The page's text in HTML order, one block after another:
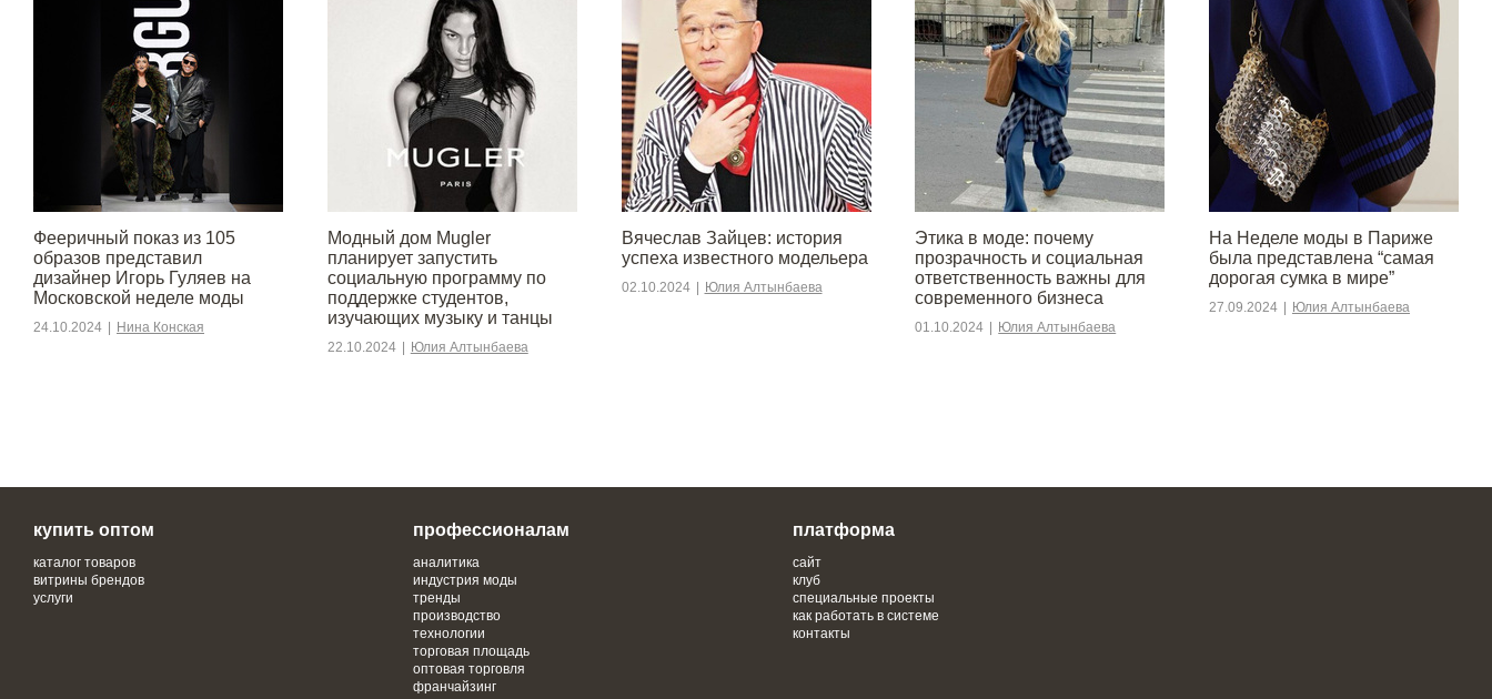
Фееричный показ из 105
образов представил
дизайнер Игорь Гуляев на
Московской неделе моды
24.10.2024 Нина Конская
Модный дом Mugler
планирует запустить
социальную программу по
поддержке студентов,
изучающих музыку и танцы
22.10.2024 Юлия Алтынбаева
Вячеслав Зайцев: история
успеха известного модельера
02.10.2024 Юлия Алтынбаева
Этика в моде: почему
прозрачность и социальная
ответственность важны для
современного бизнеса
01.10.2024 Юлия Алтынбаева
На Неделе моды в Париже
была представлена “самая
дорогая сумка в мире”
27.09.2024 Юлия Алтынбаева
купить оптом
каталог товаров
витрины брендов
услуги
профессионалам
аналитика
индустрия моды
тренды
производство
технологии
торговая площадь
оптовая торговля
франчайзинг
платформа
сайт
клуб
специальные проекты
как работать в системе
контакты